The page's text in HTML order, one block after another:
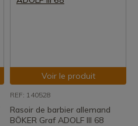
Voir le produit
REF: 140528
Rasoir de barbier allemand
BÖKER Graf ADOLF III 68